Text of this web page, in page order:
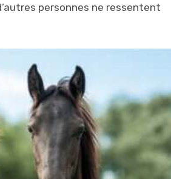
personnes ne ressentent